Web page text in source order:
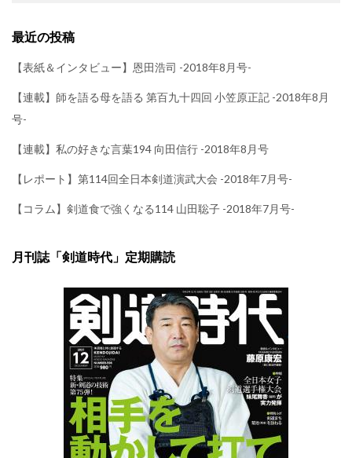
最近の投稿
【表紙＆インタビュー】恩田浩司 -2018年8月号-
【連載】師を語る母を語る 第百九十四回 小笠原正記 -2018年8月
号-
【連載】私の好きな言葉194 向田信行 -2018年8月号
【レポート】第114回全日本剣道演武大会 -2018年7月号-
【コラム】剣道食で強くなる114 山田聡子 -2018年7月号-
月刊誌「剣道時代」定期購読